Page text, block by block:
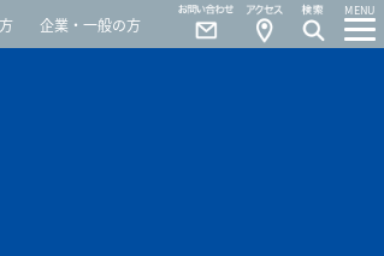
企業・一般の方
MENU
Access
Contact